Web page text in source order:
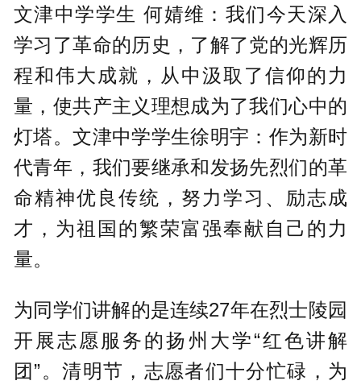
文津中学学生 何婧维：我们今天深入
学习了革命的历史，了解了党的光辉历
程和伟大成就，从中汲取了信仰的力
量，使共产主义理想成为了我们心中的
灯塔。文津中学学生徐明宇：作为新时
代青年，我们要继承和发扬先烈们的革
命精神优良传统，努力学习、励志成
才，为祖国的繁荣富强奉献自己的力
量。
为同学们讲解的是连续27年在烈士陵园
开展志愿服务的扬州大学“红色讲解
团”。清明节，志愿者们十分忙碌，为